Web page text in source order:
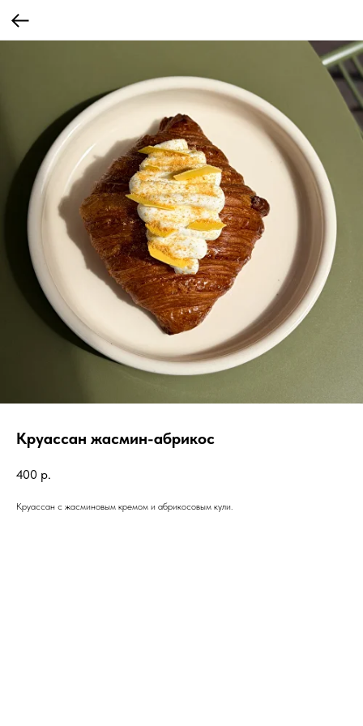
Круассан жасмин-абрикос
400 р.
Круассан с жасминовым кремом и абрикосовым кули.